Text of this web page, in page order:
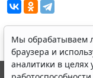
Мы обрабатываем
браузера и
аналитики в